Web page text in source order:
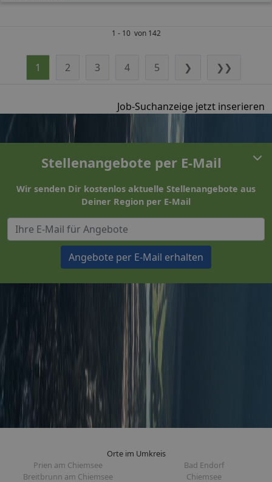
1 - 10 von 142
1 2 3 4 5 ❯ ❯❯
Job-Suchanzeige jetzt inserieren
Stellenangebote per E-Mail
Wir senden Dir kostenlos aktuelle Stellenangebote aus
Deiner Region per E-Mail
Angebote per E-Mail erhalten
Orte im Umkreis
Prien am Chiemsee
Bad Endorf
Breitbrunn am Chiemsee
Chiemsee